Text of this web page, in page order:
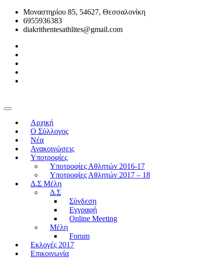
Μοναστηρίου 85, 54627, Θεσσαλονίκη
6955936383
diakrithentesathlites@gmail.com
Αρχική
O Σύλλογος
Νέα
Ανακοινώσεις
Υποτροφίες
Υποτροφίες Αθλητών 2016-17
Υποτροφίες Αθλητών 2017 – 18
Δ.Σ Μέλη
Δ.Σ
Σύνδεση
Εγγραφή
Online Meeting
Μέλη
Forum
Εκλογές 2017
Επικοινωνία